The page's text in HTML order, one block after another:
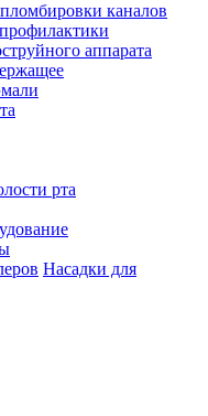
каналов
аппарата
рта
Насадки для